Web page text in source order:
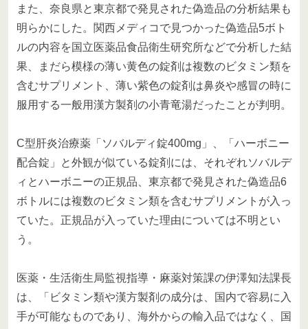
また、奈良県と東京都で発見された偽造品の分析結果も
明らかにした。関西メディコで見つかった偽造品5ボト
ルの内容を国立医薬品食品衛生研究所などで分析した結
果、まだら模様の薄い黄色の錠剤は複数のビタミン類を
含むサプリメント、薄い紫色の錠剤は鼻炎や感冒の時に
服用する一般用漢方製剤の小青竜湯だったことが判明。
C型肝炎治療薬「ソバルディ錠400mg」、「ハーボニー
配合錠」と外観が似ている錠剤には、それぞれソバルデ
ィとハーボニーの正規品、東京都で発見された偽造品6
ボトルには複数のビタミン類を含むサプリメントが入っ
ていた。正規品が入っていた理由については不明とい
う。
医薬・生活衛生局監視指導・麻薬対策課の伊澤知法課長
は、「ビタミン類や漢方製剤の成分は、国内で容易に入
手が可能なものであり、海外からの輸入品ではなく、国